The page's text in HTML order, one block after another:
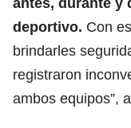
deportivo. Con
brindarles
registraron
ambos equipos”,